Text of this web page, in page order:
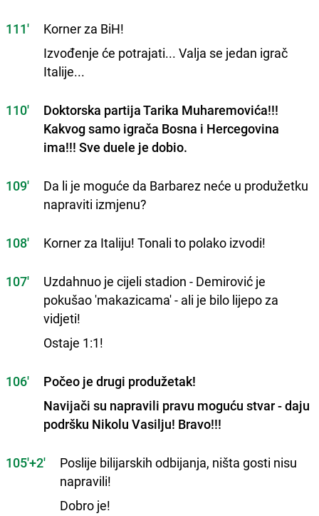
111'
Korner za BiH!
Izvođenje će potrajati... Valja se jedan igrač
Italije...
110'
Doktorska partija Tarika Muharemovića!!!
Kakvog samo igrača Bosna i Hercegovina
ima!!! Sve duele je dobio.
109'
Da li je moguće da Barbarez neće u produžetku
napraviti izmjenu?
108' Korner za Italiju! Tonali to polako izvodi!
107'
Uzdahnuo je cijeli stadion - Demirović je
pokušao 'makazicama' - ali je bilo lijepo za
vidjeti!
Ostaje 1:1!
106'
Počeo je drugi produžetak!
Navijači su napravili pravu moguću stvar - daju
podršku Nikolu Vasilju! Bravo!!!
105'+2'
Poslije bilijarskih odbijanja, ništa gosti nisu
napravili!
Dobro je!